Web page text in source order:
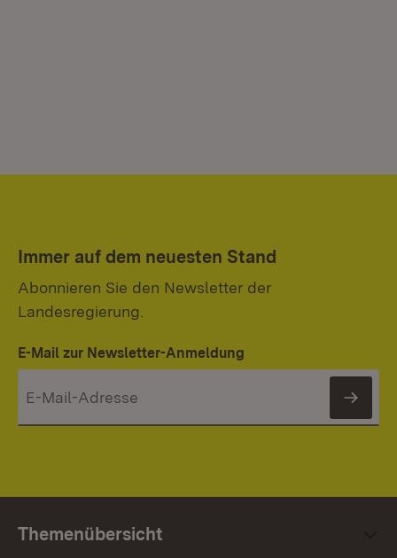
Immer auf dem neuesten Stand
Abonnieren Sie den Newsletter der
Landesregierung.
E-Mail zur Newsletter-Anmeldung
Themenübersicht